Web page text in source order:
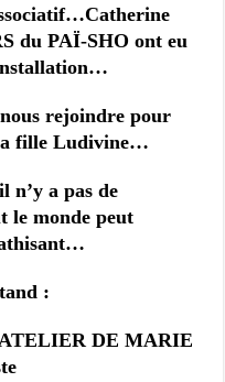
du PAÏ-SHO ont eu
rejoindre pour
fille Ludivine…
n’y a pas de
le monde peut
:
DE MARIE